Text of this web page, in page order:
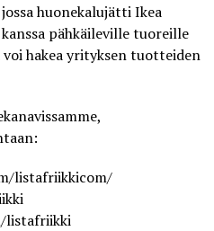
huonekalujätti Ikea
pähkäileville tuoreille
hakea yrityksen tuotteiden
listafriikkicom/
listafriikki